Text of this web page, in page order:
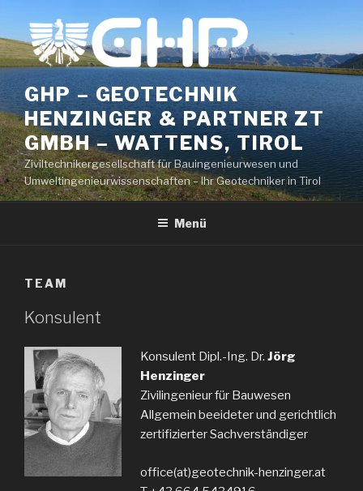
Inhalt
springen
GHP – GEOTECHNIK
HENZINGER & PARTNER ZT
GMBH – WATTENS, TIROL
Ziviltechnikergesellschaft für Bauingenieurwesen und
Umweltingenieurwissenschaften – Ihr Geotechniker in Tirol
Menü
TEAM
Konsulent
Konsulent Dipl.-Ing. Dr. Jörg
Henzinger
Zivilingenieur für Bauwesen
Allgemein beeideter und gerichtlich
zertifizierter Sachverständiger
office(at)geotechnik-henzinger.at